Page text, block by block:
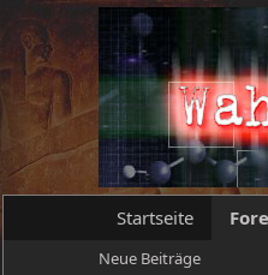
Startseite
Neue Beiträge